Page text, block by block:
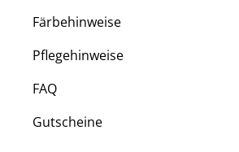
Färbehinweise
Pflegehinweise
FAQ
Gutscheine